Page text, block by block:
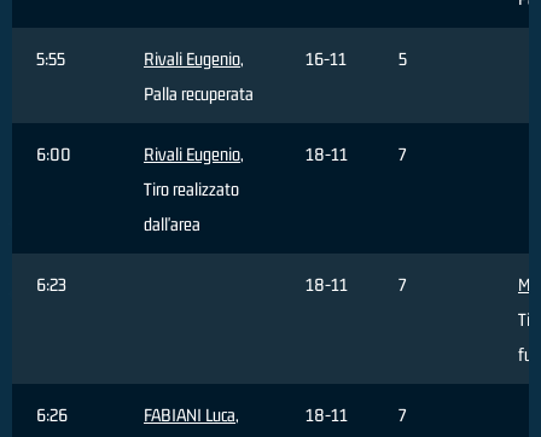
5:55 Rivali Eugenio,
Palla recuperata
16-11 5
6:00 Rivali Eugenio,
Tiro realizzato
dall'area
18-11 7
6:23 18-11 7
6:26 FABIANI Luca,
18-11 7